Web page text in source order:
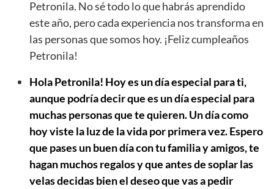
Petronila. No sé todo lo que habrás aprendido
este año, pero cada experiencia nos transforma en
las personas que somos hoy. ¡Feliz cumpleaños
Petronila!
Hola Petronila! Hoy es un día especial para ti,
aunque podría decir que es un día especial para
muchas personas que te quieren. Un día como
hoy viste la luz de la vida por primera vez. Espero
que pases un buen día con tu familia y amigos, te
hagan muchos regalos y que antes de soplar las
velas decidas bien el deseo que vas a pedir